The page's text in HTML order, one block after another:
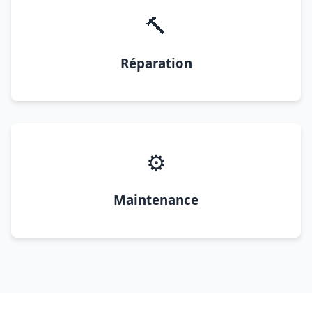
🔨
Réparation
⚙️
Maintenance